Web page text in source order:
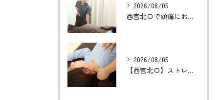
2026/08/05
西宮北口で頭痛にお悩みの方へ｜原因から改善を目指す整体・鍼灸
2026/08/05
【西宮北口】ストレス・胃腸の不調でお悩みの方へ｜鍼灸院の選び方